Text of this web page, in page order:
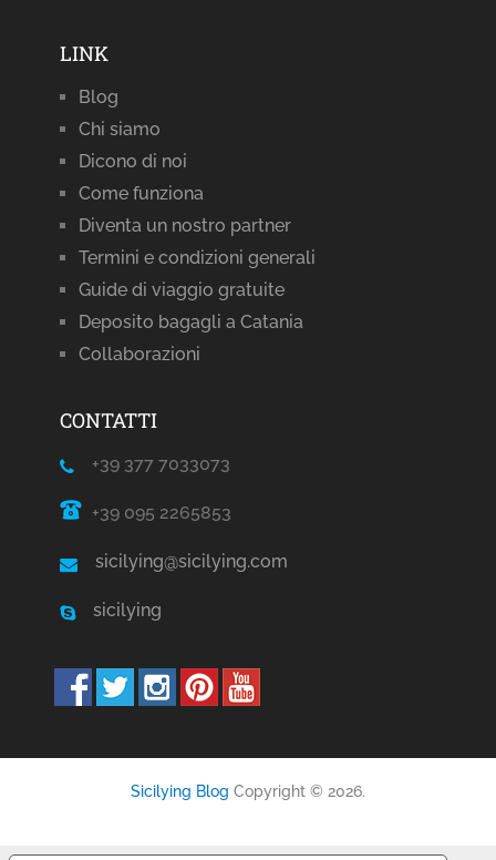
LINK
Blog
Chi siamo
Dicono di noi
Come funziona
Diventa un nostro partner
Termini e condizioni generali
Guide di viaggio gratuite
Deposito bagagli a Catania
Collaborazioni
CONTATTI
+39 377 7033073
+39 095 2265853
sicilying@sicilying.com
sicilying
Sicilying Blog Copyright © 2026.